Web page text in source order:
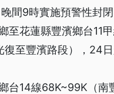
間9時實施預警性封閉
至花蓮縣豐濱鄉台11
復至豐濱路段），24
台14線68K~99K（南